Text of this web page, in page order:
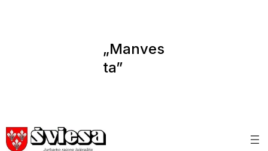
„Manves
ta”
vairuotoj